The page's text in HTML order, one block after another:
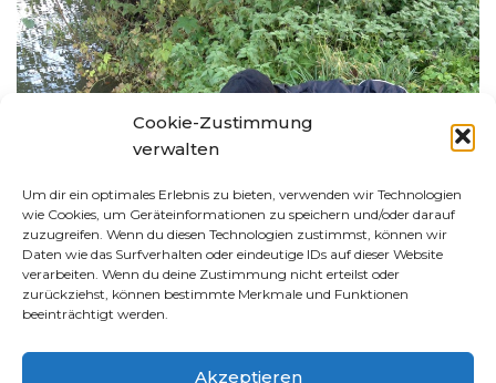
Cookie-Zustimmung
verwalten
Um dir ein optimales Erlebnis zu bieten, verwenden wir Technologien
wie Cookies, um Geräteinformationen zu speichern und/oder darauf
zuzugreifen. Wenn du diesen Technologien zustimmst, können wir
Daten wie das Surfverhalten oder eindeutige IDs auf dieser Website
verarbeiten. Wenn du deine Zustimmung nicht erteilst oder
zurückziehst, können bestimmte Merkmale und Funktionen
beeinträchtigt werden.
Akzeptieren